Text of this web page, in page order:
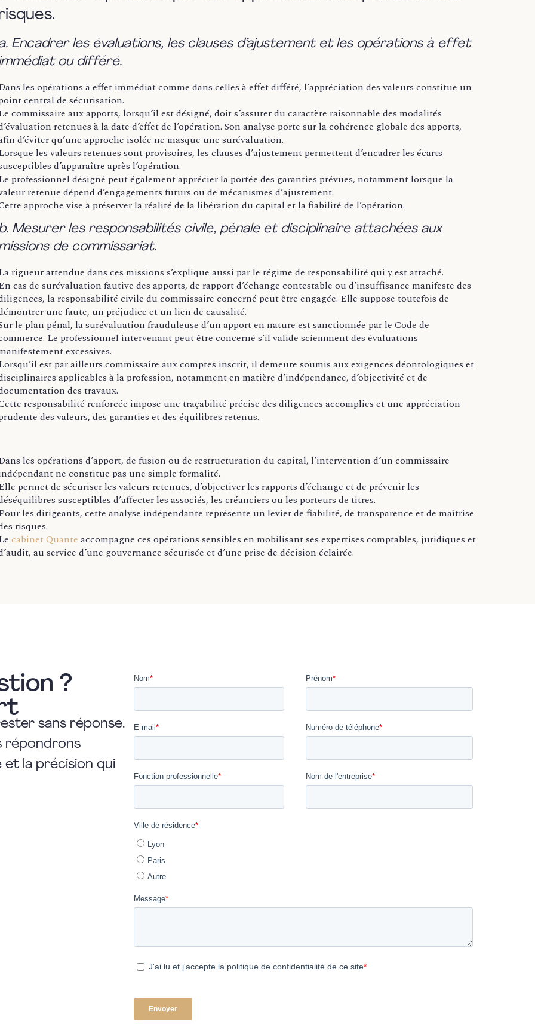
Encadrer les évaluations, les clauses d’ajustement et les opérations à effet
ou différé.
les opérations à effet immédiat comme dans celles à effet différé, l’appréciation des valeurs constitue un
central de sécurisation.
commissaire aux apports, lorsqu’il est désigné, doit s’assurer du caractère raisonnable des modalités
retenues à la date d’effet de l’opération. Son analyse porte sur la cohérence globale des apports,
d’éviter qu’une approche isolée ne masque une surévaluation.
les valeurs retenues sont provisoires, les clauses d’ajustement permettent d’encadrer les écarts
d’apparaître après l’opération.
professionnel désigné peut également apprécier la portée des garanties prévues, notamment lorsque la
retenue dépend d’engagements futurs ou de mécanismes d’ajustement.
approche vise à préserver la réalité de la libération du capital et la fiabilité de l’opération.
Mesurer les responsabilités civile, pénale et disciplinaire attachées aux
de commissariat.
rigueur attendue dans ces missions s’explique aussi par le régime de responsabilité qui y est attaché.
cas de surévaluation fautive des apports, de rapport d’échange contestable ou d’insuffisance manifeste des
la responsabilité civile du commissaire concerné peut être engagée. Elle suppose toutefois de
une faute, un préjudice et un lien de causalité.
le plan pénal, la surévaluation frauduleuse d’un apport en nature est sanctionnée par le Code de
Le professionnel intervenant peut être concerné s’il valide sciemment des évaluations
excessives.
est par ailleurs commissaire aux comptes inscrit, il demeure soumis aux exigences déontologiques et
applicables à la profession, notamment en matière d’indépendance, d’objectivité et de
des travaux.
responsabilité renforcée impose une traçabilité précise des diligences accomplies et une appréciation
des valeurs, des garanties et des équilibres retenus.
les opérations d’apport, de fusion ou de restructuration du capital, l’intervention d’un commissaire
ne constitue pas une simple formalité.
permet de sécuriser les valeurs retenues, d’objectiver les rapports d’échange et de prévenir les
susceptibles d’affecter les associés, les créanciers ou les porteurs de titres.
les dirigeants, cette analyse indépendante représente un levier de fiabilité, de transparence et de maîtrise
risques.
cabinet Quante accompagne ces opérations sensibles en mobilisant ses expertises comptables, juridiques et
au service d’une gouvernance sécurisée et d’une prise de décision éclairée.
?
sans réponse.
répondrons
la précision qui